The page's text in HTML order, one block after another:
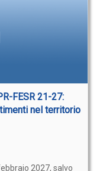
FESR 21-27:
nel territorio
2027, salvo